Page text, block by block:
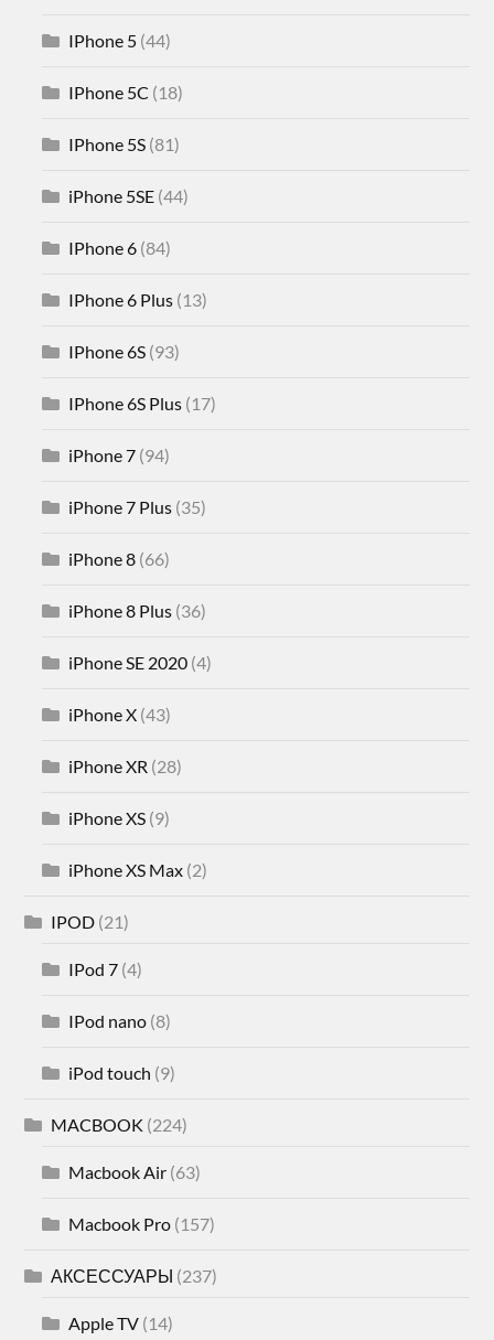
IPhone 5 (44)
IPhone 5C (18)
IPhone 5S (81)
iPhone 5SE (44)
IPhone 6 (84)
IPhone 6 Plus (13)
IPhone 6S (93)
IPhone 6S Plus (17)
iPhone 7 (94)
iPhone 7 Plus (35)
iPhone 8 (66)
iPhone 8 Plus (36)
iPhone SE 2020 (4)
iPhone X (43)
iPhone XR (28)
iPhone XS (9)
iPhone XS Max (2)
IPOD (21)
IPod 7 (4)
IPod nano (8)
iPod touch (9)
MACBOOK (224)
Macbook Air (63)
Macbook Pro (157)
АКСЕССУАРЫ (237)
Apple TV (14)